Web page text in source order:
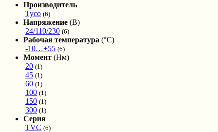
Производитель
Tyco (6)
Напряжение (В)
24/110/230 (6)
Рабочая температура (°С)
-10…+55 (6)
Момент (Нм)
20 (1)
45 (1)
60 (1)
100 (1)
150 (1)
300 (1)
Серия
TVC (6)